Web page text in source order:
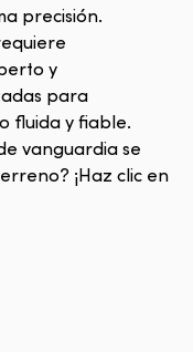
precisión.
y
para
fluida y fiable.
vanguardia se
¡Haz clic en